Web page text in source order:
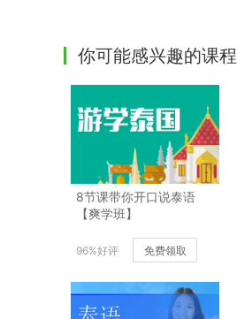
你可能感兴趣的课程
8节课带你开口说泰语
【爽学班】
96%好评 免费领取